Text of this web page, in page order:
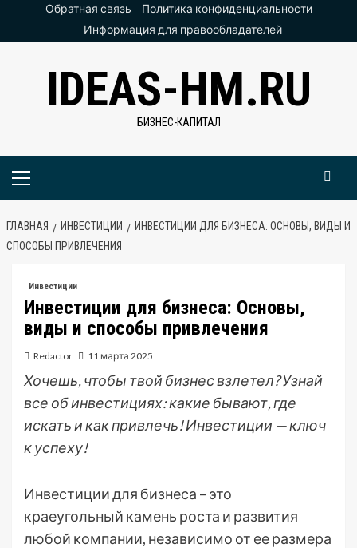
ПерейтиОбратная связь
Политика конфиденциальности
Информация для правообладателей
IDEAS-HM.RU
БИЗНЕС-КАПИТАЛ
Основное
ГЛАВНАЯ ИНВЕСТИЦИИ
ИНВЕСТИЦИИ ДЛЯ БИЗНЕСА: ОСНОВЫ, ВИДЫ И
СПОСОБЫ ПРИВЛЕЧЕНИЯ
Инвестиции
Инвестиции для бизнеса: Основы,
виды и способы привлечения
Redactor 11 марта 2025
Хочешь, чтобы твой бизнес взлетел? Узнай
все об инвестициях: какие бывают, где
искать и как привлечь! Инвестиции — ключ
к успеху!
Инвестиции для бизнеса – это
краеугольный камень роста и развития
любой компании, независимо от ее размера